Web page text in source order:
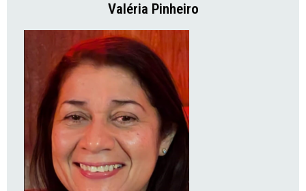
Valéria Pinheiro